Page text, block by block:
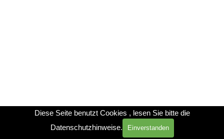
Diese Seite benutzt Cookies , lesen Sie bitte die
Datenschutzhinweise.
Einverstanden